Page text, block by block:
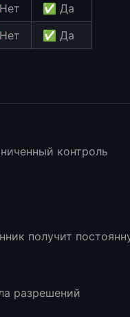
✅ Да
✅ Да
контроль
получит
разрешений